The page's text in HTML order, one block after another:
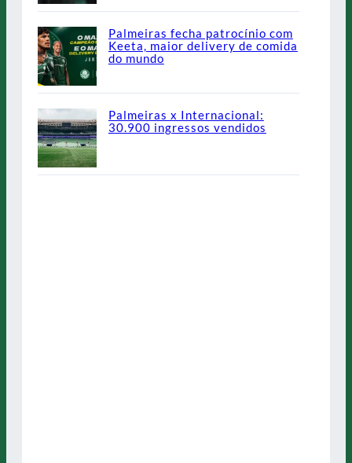
Palmeiras fecha patrocínio com
Keeta, maior delivery de comida
do mundo
Palmeiras x Internacional:
30.900 ingressos vendidos